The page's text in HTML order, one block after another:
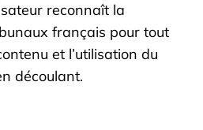
reconnaît la
français pour tout
et l’utilisation du
découlant.